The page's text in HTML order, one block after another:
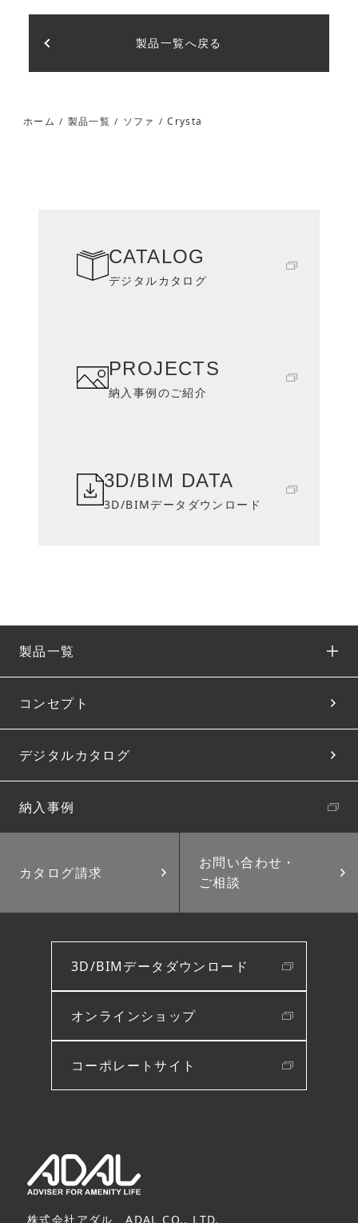
製品一覧へ戻る
ホーム / 製品一覧 / ソファ / Crysta
CATALOG
デジタルカタログ
PROJECTS
納入事例のご紹介
3D/BIM DATA
3D/BIMデータダウンロード
製品一覧
コンセプト
デジタルカタログ
納入事例
カタログ請求
お問い合わせ・
ご相談
3D/BIMデータダウンロード
オンラインショップ
コーポレートサイト
株式会社アダル ADAL CO., LTD.